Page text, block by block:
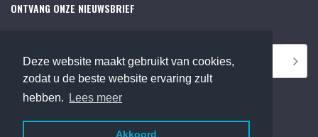
Deze website maakt gebruikt van cookies,
zodat u de beste website ervaring zult
hebben.
Lees meer
Akkoord
ONTVANG ONZE NIEUWSBRIEF